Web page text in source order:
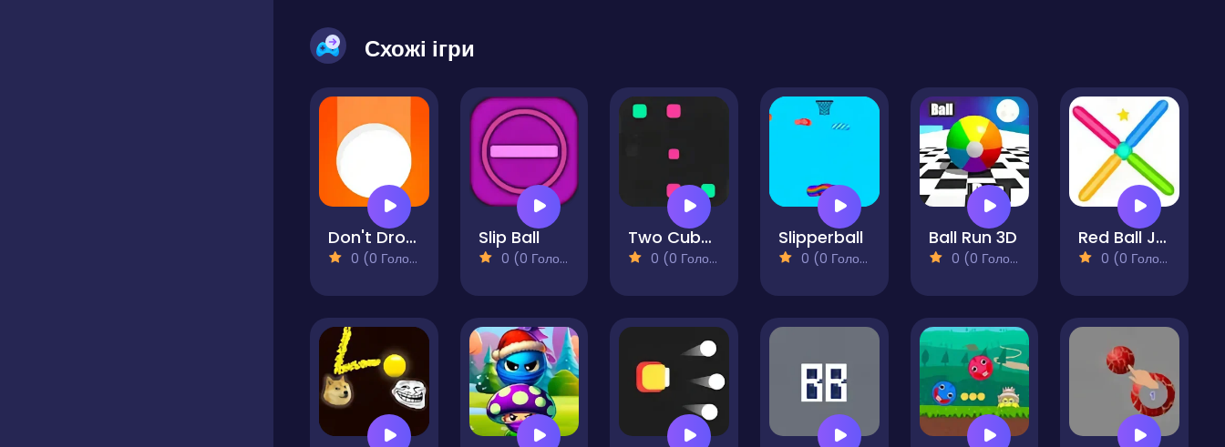
Схожі ігри
Don't Drop the White Ball
0 (0 Голосів)
Slip Ball
0 (0 Голосів)
Two Cubes
0 (0 Голосів)
Slipperball
0 (0 Голосів)
Ball Run 3D
0 (0 Голосів)
Red Ball Jump
0 (0 Голосів)